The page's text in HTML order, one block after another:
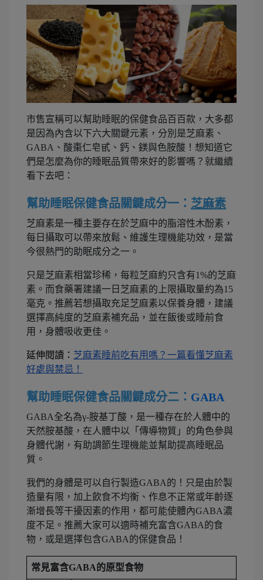
市售宣稱可以幫助睡眠的保健食品百百款，大多都
是因為內含以下六大關鍵元素，分別是芝麻素、
GABA、酸棗仁皂甙、鈣、鎂與色胺酸！想知道它
們是怎麼為你的睡眠品質帶來好的影響嗎？就繼續
看下去吧：
幫助睡眠保健食品關鍵成分一： 芝麻素
芝麻素是一種主要存在於芝麻中的脂溶性木酚素，
每日攝取可以帶來放鬆、維護生理機能功效，是當
今很熱門的助眠成分之一。
只是芝麻素相當珍稀，每粒芝麻約只含有1%的芝麻
素。而食藥署建議一日芝麻素的上限攝取量約為15
毫克。推薦若想攝取充足芝麻素以保養身體，建議
選擇高純度的芝麻素補充品，並在飯後或睡前食
用，身體吸收更佳。
延伸閱讀： 芝麻素睡前吃有用嗎？一篇看懂芝麻素
好處與禁忌！
幫助睡眠保健食品關鍵成分二： GABA
GABA全名為γ-胺基丁酸，是一種存在於人體中的
天然胺基酸，在人體中以「傳導物質」的角色參與
身體代謝，有助調節生理機能並幫助提高睡眠品
質。
我們的身體是可以自行製造GABA的！只是由於製
造量有限，加上飲食不均衡、作息不正常或年齡逐
漸增長等干擾因素的作用，都可能使體內GABA濃
度不足。推薦大家可以適時補充富含GABA的食
物，或是選擇包含GABA的保健食品！
常見富含GABA的原型食物